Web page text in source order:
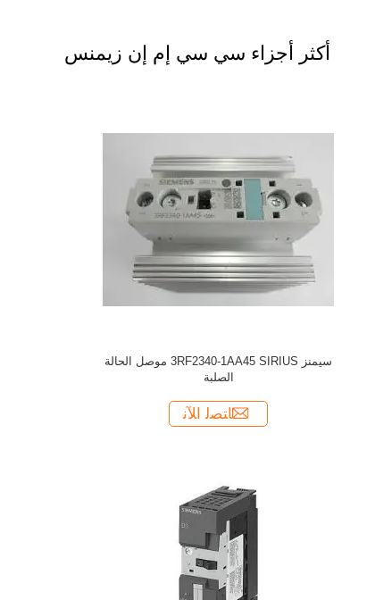
أكثر أجزاء سي سي إم إن زيمنس
سيمنز 3RF2340-1AA45 SIRIUS موصل الحالة
الصلبة
ﺎﺘﺼﻟ ﺍﻶﻧ